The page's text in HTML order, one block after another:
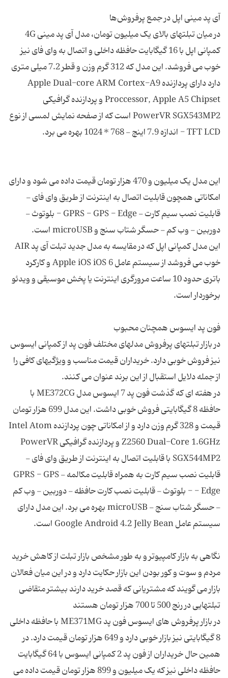
در میان تبلتهای بالای یک میلیون تومان، مدل آی پد مینی 4G
کمپانی اپل با 16 گیگابایت حافظه داخلی و اتصال به وای فای نیز
خوب می فروشد. این مدل که 312 گرم وزن و قطر 7.2 میلی متری
دارد دارای پردازنده Apple Dual-core ARM Cortex-A9
Proccessor, Apple A5 Chipset و پردازنده گرافیکی
PowerVR SGX543MP2 است که از صفحه نمایش لمسی از نوع
این مدل یک میلیون و 470 هزار تومان قیمت داده می شود و دارای
امکاناتی همچون قابلیت اتصال به اینترنت از طریق وای فای -
قابلیت نصب سیم کارت - GPRS - GPS - Edge - بلوتوث -
این مدل کمپانی اپل که در مقایسه به مدل جدید تبلت آی پد AIR
خوب می فروشد از سیستم عامل Apple iOS iOS 6 و کارکرد
باتری حدود 10 ساعت مرورگری اینترنت یا پخش موسیقی و ویدئو
در بازار تبلتهای پرفروش مدلهای مختلف فون پد از کمپانی ایسوس
نیز فروش خوبی دارد. خریداران قیمت مناسب و ویژگیهای کافی را
در هفته ای که گذشت فون پد 7 ایسوس مدل ME372CG با
حافظه 8 گیگابایتی فروش خوبی داشت. این مدل 699 هزار تومان
قیمت و 328 گرم وزن دارد و از امکاناتی چون پردازنده Intel Atom
Z2560 Dual-Core 1.6GHz و پردازنده گرافیکی PowerVR
SGX544MP2 با قابلیت اتصال به اینترنت از طریق وای فای -
قابلیت نصب سیم کارت به همراه قابلیت مکالمه - GPRS - GPS
- Edge - بلوتوث - قابلیت نصب کارت حافظه - دوربین - وب کم
- حسگر شتاب سنج - microUSB بهره می برد. این مدل دارای
نگاهی به بازار کامپیوتر و به طور مشخص بازار تبلت از کاهش خرید
مردم و سوت و کور بودن این بازار حکایت دارد و در این میان فعالان
بازار می گویند که مشتریانی که قصد خرید دارند بیشتر متقاضی
در بازار پرفروش های ایسوس فون پد ME371MG با حافظه داخلی
8 گیگابایتی نیز بازار خوبی دارد و 649 هزار تومان قیمت دارد. در
همین حال خریداران از فون پد 2 کمپانی ایسوس با 64 گیگابایت
حافظه داخلی نیز که یک میلیون و 899 هزار تومان قیمت داده می